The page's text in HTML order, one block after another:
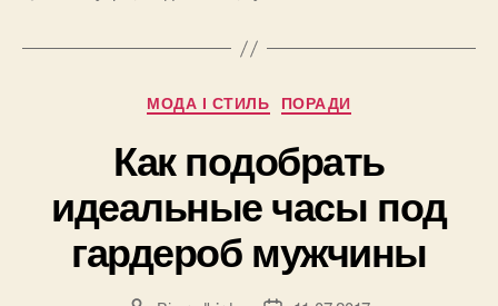
Категорії
МОДА І СТИЛЬ ПОРАДИ
Как подобрать
идеальные часы под
гардероб мужчины